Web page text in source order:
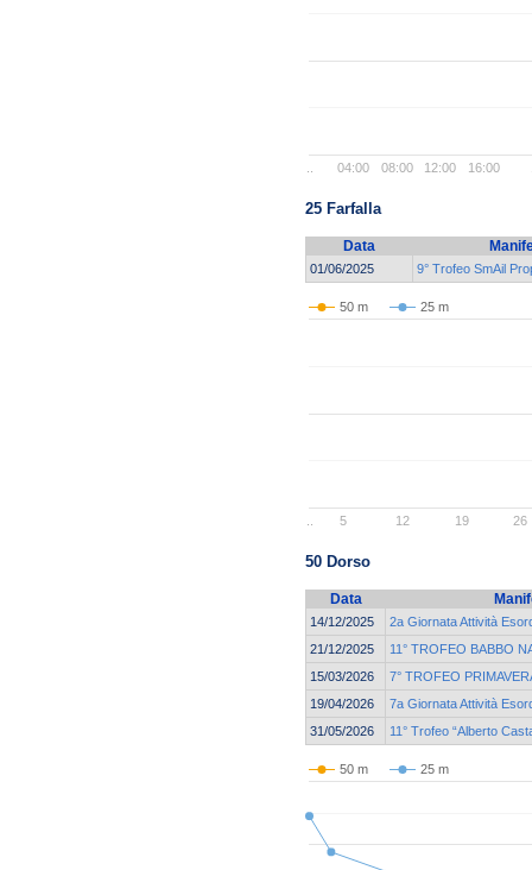
04:00 08:00 12:00 16:00
25 Farfalla
Data
01/06/2025 9° Trofeo SmAil
50 m 25 m
5 12 19 26
50 Dorso
Data
14/12/2025
2a Giornata Attività
21/12/2025
11° TROFEO BABBO
15/03/2026
7° TROFEO
19/04/2026
7a Giornata Attività
31/05/2026
11° Trofeo “Alberto
50 m 25 m